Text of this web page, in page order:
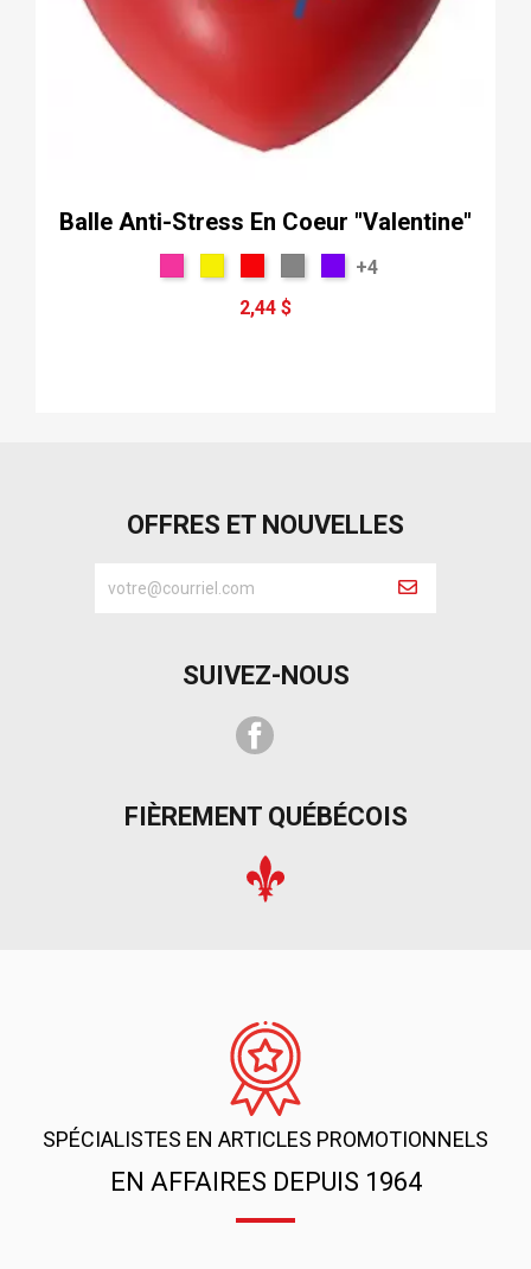
Balle Anti-Stress En Coeur "Valentine"
+4
2,44 $
OFFRES ET NOUVELLES
SUIVEZ-NOUS
Facebook
FIÈREMENT QUÉBÉCOIS
SPÉCIALISTES EN ARTICLES PROMOTIONNELS
EN AFFAIRES DEPUIS 1964